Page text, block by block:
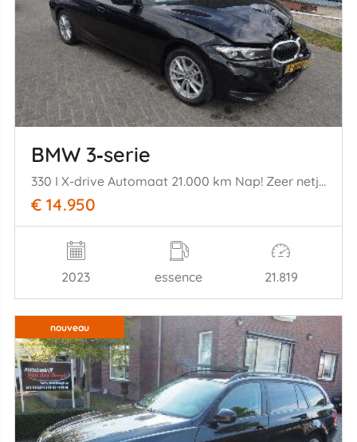
BMW 3‑serie
330 I X-drive Automaat 21.000 km Nap! Zeer netjes Rijdbaar
€ 14.950
2023 essence 21.819
nouveau